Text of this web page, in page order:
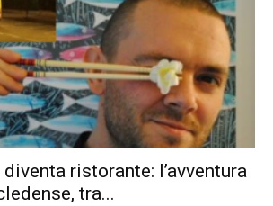
ristorante: l’avventura
tra...